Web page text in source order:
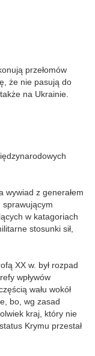
przełomów
że nie pasują do
na Ukrainie.
wywiad z generałem
w katagoriach
stosunki sił,
XX w. był rozpad
wpływów
wału wokół
bo, wg zasad
kraj, który nie
Krymu przestał